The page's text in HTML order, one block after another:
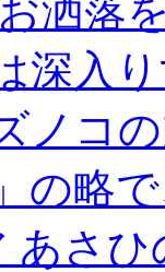
洒落
深入
ノコ
の略
あさひ